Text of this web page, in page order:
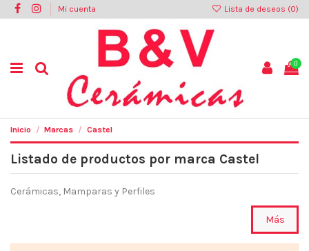
Mi cuenta Lista de deseos (0)
0
Inicio Marcas Castel
Listado de productos por marca Castel
Cerámicas, Mamparas y Perfiles
Más